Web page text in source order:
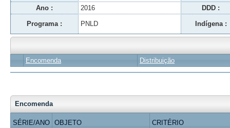
Ano : 2016 DDD :
Programa : PNLD Indígena :
Encomenda Distribuição
Encomenda
SÉRIE/ANO OBJETO CRITÉRIO